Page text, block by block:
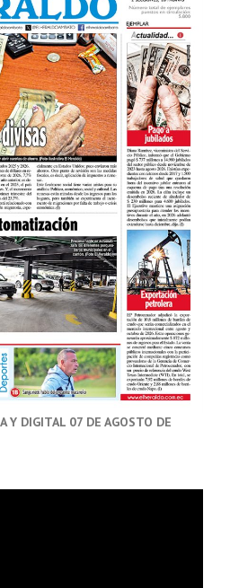
Y DIGITAL 07 DE AGOSTO DE